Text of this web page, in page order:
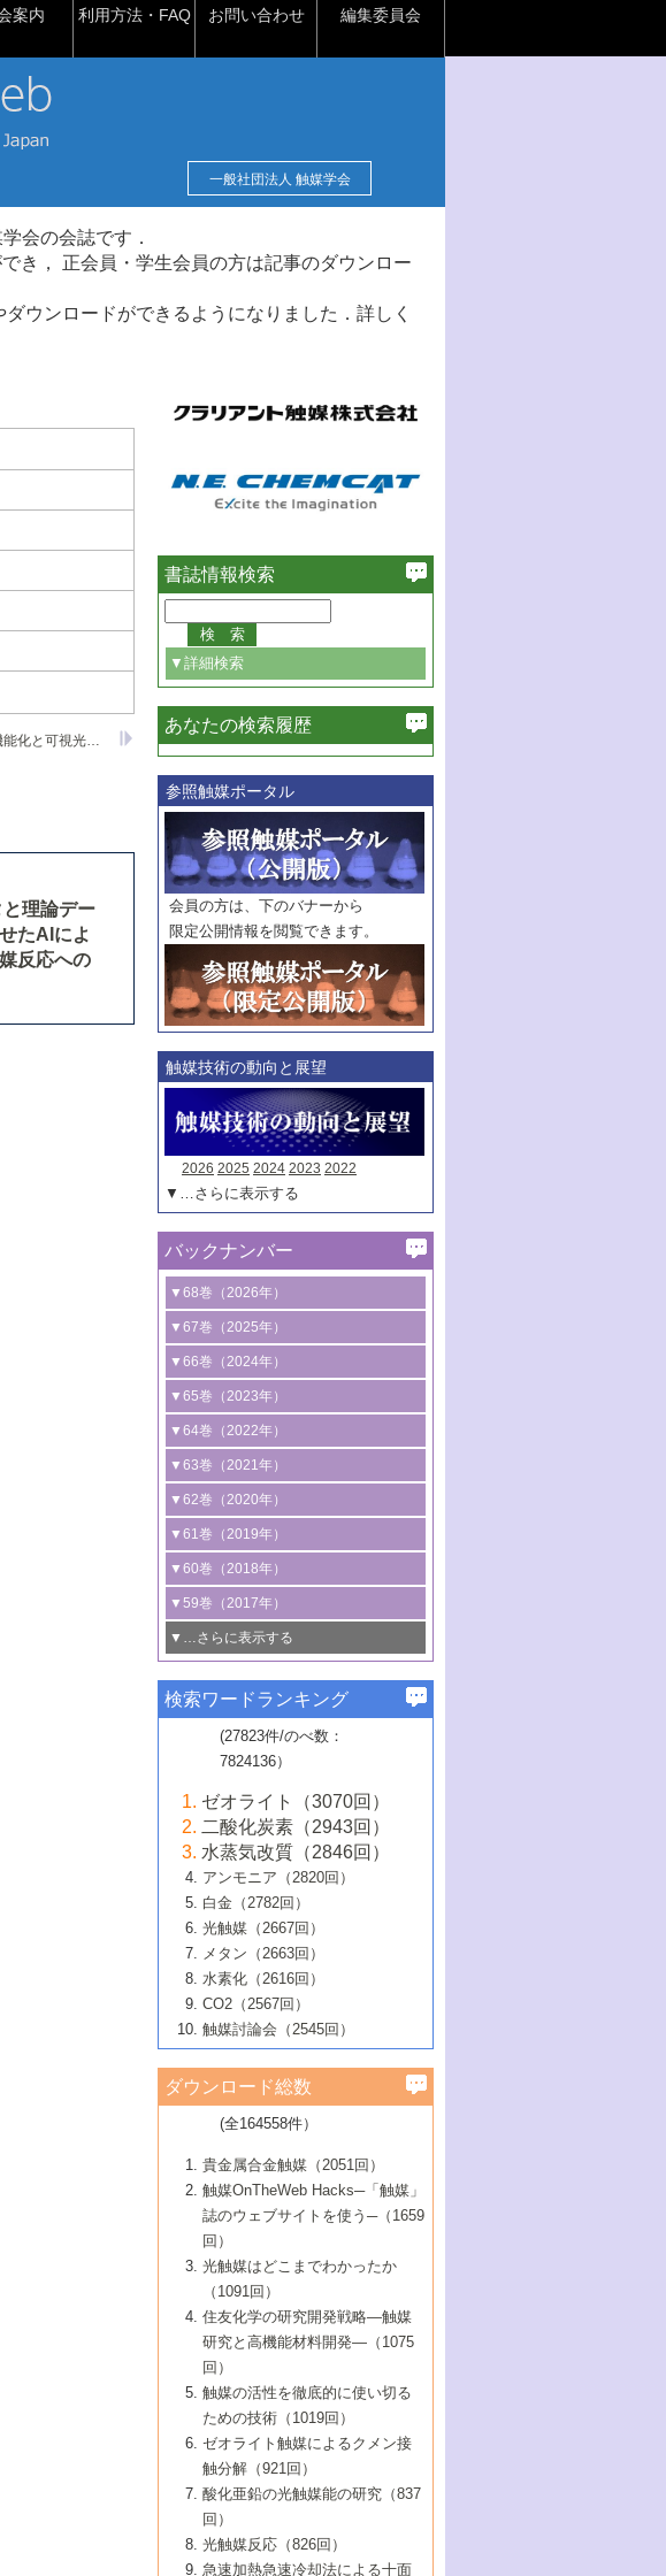
案内 利用方法・FAQ お問い合わせ 編集委員会
一般社団法人 触媒学会
会の会誌です．
き， 正会員・学生会員の方は記事のダウンロー
ウンロードができるようになりました．詳しく
金プラズモニック光触媒の機能化と可視光水素・酸素生成
理論デー
たAIによ
反応への
書誌情報検索
▼詳細検索
必ず含む
巻・号指定
巻
号
範囲指定
巻
号～
巻
号
触媒年鑑
年度
記事種別
マーク：
マークあり
あなたの検索履歴
参照触媒ポータル
会員の方は、下のバナーから
限定公開情報を閲覧できます。
触媒技術の動向と展望
2026 2025 2024 2023 2022
▼…さらに表示する
バックナンバー
▼68巻（2026年）
1号 過酸化水素合成に関する研究動向
2号 コンピューター技術により加速する
触媒開発
3号 有機分子変換やCO 資源化のための
光触媒に関する最近の研究
B号 第137回触媒討論会（2026年）
▼67巻（2025年）
1号 CO
水素化によるグリーン燃料/グリ
ーンケミカル製造
2号 水素製造のための水分解技術に関す
る最近の研究
3号 オレフィン系樹脂の精密合成に関す
る最新技術
4号 アルコール類の効率的変換を実現す
る非貴金属触媒の研究動向
5号 ゼオライトの合成と応用における研
究動向
6号 ヘテロ接合界面
B号 第135回触媒討論会（2025年）
▼66巻（2024年）
1号 低次元ナノ構造を有する触媒材料
2号 規制反応場を活用した固体触媒研究
の新展開
3号 未踏分子変換を目指した酸化触媒プ
ロセスの最前線
4号 シンクロトロン放射光および中性子
線を利用した触媒解析技術の最先端
5号 単原子触媒
6号 参照触媒委員会からのお知らせ
B号 第133回触媒討論会（2023年）
▼65巻（2023年）
1号 炭素が関わる触媒機能
2号 プラスチックケミカルリサイクルの
ための触媒技術
3号 非酸化物系金属化合物を基盤とした
触媒材料の開発
4号 格子酸素・格子酸素欠陥を利用した
触媒反応
5号 生体触媒によるエネルギー変換反応
6号 窒素とリンの循環のための触媒・機
能性材料
▼64巻（2022年）
1号 合成ガス製造とCOを用いるケミカル
ズ合成の最新動向
2号 化学品合成のための合金触媒開発
3号 CO の排出削減および有効活用のた
めの触媒技術
4号 若手による情報発信企画～とびたて
若き触媒の研究者たち～（1）
若き触媒の研究者たち～（2）
6号 石油のノーブル・ユースを志向した
触媒技術
大学：オンライン・対面開催）
▼63巻（2021年）
1号 金触媒の新展開
2号 ペロブスカイト
3号 特殊反応場を利用した触媒的分子変
換反応
4号 多孔質材料を用いた触媒の新展開
5号 情報学的手法を用いた触媒開発
6号 カーボンニュートラルに向けた電解
技術
B号 第127回触媒討論会（2021年・オン
ライン開催(Zoom)のみ）
▼62巻（2020年）
1号 触媒設計を拓く欠陥構造のキャラク
タリゼーション
2号 機能化学品製造に資するクリーンな
触媒的酸化反応
3号 水処理のための触媒化学
4号 光触媒を用いた水分解の最新の研究
動向
5号 次世代の触媒プロセスを支えるマイ
6号 メタン転換技術の最新動向
B号 第125回触媒討論会（2020年・工学
院大学）
▼61巻（2019年）
1号 物質移動制御に着目した触媒プロセ
ス開発
2号 CO2 フリー水素サプライチェーンに
関わる触媒開発動向
3号 精密高分子合成に関する最近の研究
動向
4号 バイオマス化成品製造のための触媒
5号 固体触媒による含窒素有機化合物変
換の最前線
6号 貴金属使用量低減に向けた自動車排
ガス浄化触媒の開発
B号 第123回触媒討論会（2019年・大阪
▼60巻（2018年）
1号 固体酸触媒の最新の研究動向
2号 二酸化炭素からの有用化学品合成
3号 ナノ粒子・クラスター触媒の最前線
4号 60周年記念企画
5号 進化するゼオライト合成技術
6号 非貴金属系触媒における電気化学的
B号 第121回触媒討論会（2018年・東京
大学）
▼59巻（2017年）
1号 いたるところに，触媒
最先端技術
3号 無機分離膜材料の開発と触媒反応プ
ロセスへの適用
5号 水素のふるまいを解き明かす最先端
研究
6号 低級アルカンの有効利用のための触
媒技術
B号 第119回触媒討論会（2017年・首都
大学東京）
▼…さらに表示する
1号 ユニークな構造の高分子を生み出す触
2号 リグニンからの化成品製造に向けた触
媒技術
3号 触媒研究の最先端～とびたて若き研究
者たち～（1）
4号 触媒研究の最先端～とびたて若き研究
者たち～（2）
5号 触媒研究の最先端～とびたて若き研究
者たち～（3）
6号 イオニクス材料と燃料電池・電解合成
の最新の研究動向
B号 第117回触媒討論会（2016年・大阪府
立大学）
▼57巻（2015年）
1号 水素キャリアにかかわる触媒技術の新
2号 石油精製用触媒の最近の進展
3号 固体酸化物形燃料電池（SOFC）におけ
るアノード触媒上での燃料直接改質技術
4号 コアシェル構造の制御による触媒機能
5号 工業触媒およびその周辺技術の最近の
進歩
6号 ナノシート
B号 第115回触媒討論会（2015年・成蹊大
▼56巻（2014年）
2号 光触媒反応機構に関する最新の研究動
向
開発動向
4号 人工光合成に向けた近年のアプローチ
5号 未利用熱エネルギーの有効活用に貢献
する触媒技術
6号 ポリオキソメタレート
B号 第113回触媒討論会（2014年・ロワジ
ールホテル豊橋）
1号 高耐久性燃料電池システム用触媒にお
ける新展開
2号 リビングラジカル重合の最近の動向
3号 天然ガスの化学工業的展開に関する触
媒技術
4号 貴金属触媒の精密構造制御とその活用
5号 バイオマス化成品製造のための固体触
6号 ナノ空間─吸着状態解析から新機能開拓
B号 第111回触媒討論会（2013年・関西大
▼54巻（2012年）
1号 規則性多孔体の利用技術における最近
の進歩
2号 第109回触媒討論会
3号 貴金属低減技術の最新動向
4号 貴金属代替技術の最新動向
5号 光触媒による物質変換反応の新展開
6号 グラフェン
7号 水素を利用する化成品合成の新潮流
▼53巻（2011年）
1号 金属学から見る合金触媒の新展開
2号 第107回触媒討論会
3号 触媒のその場観察法の進歩（１）
4号 触媒のその場観察法の進歩（２）
5号 不活性結合の触媒的活性化による有機
合成
6号 新しい固体酸触媒技術
7号 ゼオライト合成における最近の進歩
▼52巻（2010年）
1号 触媒の劣化対策と長寿命触媒開発
2号 第105回触媒討論会
3号 ナノ構造が拓く新機能
4号 活性サイトおよびその環境の精密な設
計による触媒の高機能化
5号 触媒を有効に使うための技術
7号 有機分子触媒による精密有機合成
8号 高機能化ポリオレフィンに向けた重合
触媒の最近の進展
1号 炭素材料－熱い注目を集める材料－
2号 第103回触媒討論会
3号 環境浄化用光触媒の現状と課題
4号 水素社会の実現に向けた水素製造・貯
蔵技術の進歩
5号 CO2が関わる触媒・材料
7号 持続可能社会実現のための触媒および
触媒関連技術
▼50巻（2008年）
1号 触媒化学と学会のこの10年，半世紀，
そして未来
2号 第101回触媒討論会
4号 錯体を利用したユニークな表面構造の
構築と機能
5号 若手会員による触媒研究の未来展望1：
企業編
6号 第102回触媒討論会
7号 触媒・化学反応における計算化学の進
8号 若手研究者による触媒研究の未来展望
2：大学・研究所編
▼49巻（2007年）
1号 含フッ素化合物の合成と触媒
2号 第99回触媒討論会
3号 実用的ファインケミカル合成プロセス
を実現する触媒
5号 こんな物質，あんな物質―新たな触媒
の可能性―
7号 『結晶の化学』を活かした触媒研究
8号 イオン液体の応用
▼48巻（2006年）
1号 固体酸触媒の最近の進歩
2号 第97回触媒討論会
3号 リビング重合触媒の最近の展開
5号 水素製造・貯蔵のための触媒技術の新
しい展開
6号 第98回触媒討論会
7号 基礎化学品製造の触媒技術
8号 多機能型リアクター
1号 最近の触媒担体とその効果
2号 第95回触媒討論会
4号 水分解用光触媒材料
5号 時間分解分光の進歩と応用
6号 第96回触媒討論会
8号 超臨界流体を用いた化学プロセスの新
▼46巻（2004年）
1号 部分酸化反応触媒の最前線
2号 第93回触媒討論会
3号 特殊エネルギー場の触媒反応
4号 生体内における金属の触媒作用
5号 ファインケミカルズの展開に寄与する
6号 第94回触媒討論会
7号 サブナノレベルでみた新しい表面現象
8号 オレフィン重合触媒の新たな展
▼45巻（2003年）
1号 なぜこの触媒が良いのか？
2号 第91回触媒討論会
3号 最近の自動車排ガス処理技術
4号 触媒研究の現状と将来─第90回触媒討論
5号 基礎化学品製造の触媒技術
6号 第92回触媒討論会
7号 基礎化学品製造の触媒技術
8号 資源の循環と触媒技術
▼44巻（2002年）
1号 高次制御された触媒の化学
2号 第89回触媒討論会
3号 触媒を利用した電気化学の新展開
4号 ナノ材料の調製と機能化
5号 こんな触媒が欲しい
6号 第90回触媒討論会
7号 触媒研究と学術雑誌/情報
8号 若い世代からみた触媒化学の現状と未
▼43巻（2001年）
1号 グリーンケミストリーと触媒
2号 第87回触媒討論会特集号
3号 生体触媒とバイオプロセス
4号 水素製造・利用の触媒化学
5号 触媒研究における新しい切り口：コン
ビナトリアルケミストリー
6号 第88回触媒討論会特集号
7号 企業における触媒研究のブレークスル
8号 この材料を触媒として使ってみません
▼42巻（2000年）
1号 触媒反応工学の明日を拓く
2号 第85回触媒討論会
3号 反応ダイナミクス
5号 触媒のおもしろさをどのように伝える
6号 第86回触媒討論会
7号 水素化精製触媒の新しい展開
8号 新しい反応性と機能性を目指した金属
クラスタ-化学
▼41巻（1999年）
1号 孔、穴、あな?-特異な空間とその利用-
2号 第83回触媒討論会
3号 均一系触媒反応最前線
4号 実用炭素材料の新展開
5号 研究の方法論を考える
7号 機能性金属材料と触媒
8号 触媒研究へのNMRの応用と展望
▼40巻（1998年）
進展と21世紀への提言/創立40周年記念・触
媒学会この10年の歩みとこれから/創立40周
2号 第81回触媒討論会
3号 計算機触媒化学へのさそい
4号 触媒劣化の制御と予測
5号 最新の実用プロセスと触媒
6号 第82回触媒討論会
1号 均一系と不均一系触媒反応-その特徴と
接点
2号 第79回触媒討論会
3号 最新NO除去触媒の実用化研究
4号 新しい反応場を目指した触媒調製
5号 反応・分離技術の新しい展開
6号 第80回触媒討論会
▼38巻（1996年）
1号 触媒の構造と触媒作用/C1化学を中心と
する21世紀への触媒
3号 オリンピックメダル:金・銀・銅はどん
な触媒作用を示すか
4号 触媒作用における機能の複合化
▼37巻（1995年）
1号 ファインケミカルズと固体触媒
2号 第75回触媒討論会
3号 希土類を利用した触媒
4号 触媒とリサイクル
5号 エネルギー変換触媒
▼36巻（1994年）
1号 電気化学と触媒
2号 第73回触媒討論会
3号 C4化学の展開
4号 《通常号》
▼35巻（1993年）
1号 工業触媒開発マニュアル―探索から工
業化まで
2号 第71回触媒討論会
▼34巻（1992年）
1号 インパクトを与えたこの研究
2号 第69回触媒討論会
▼33巻（1991年）
1号 触媒プロセス開発マニュアル―探索か
▼32巻（1990年）
検索ワードランキング
(27823件/のべ数：
7824136）
ゼオライト（3070回）
二酸化炭素（2943回）
水蒸気改質（2846回）
アンモニア（2820回）
白金（2782回）
光触媒（2667回）
メタン（2663回）
水素化（2616回）
CO2（2567回）
触媒討論会（2545回）
ダウンロード総数
(全164558件）
貴金属合金触媒（2051回）
触媒OnTheWeb Hacks─「触媒」
誌のウェブサイトを使う─（1659
回）
光触媒はどこまでわかったか
（1091回）
住友化学の研究開発戦略―触媒
研究と高機能材料開発―（1075
回）
触媒の活性を徹底的に使い切る
ための技術（1019回）
ゼオライト触媒によるクメン接
触分解（921回）
酸化亜鉛の光触媒能の研究（837
回）
光触媒反応（826回）
急速加熱急速冷却法による十面